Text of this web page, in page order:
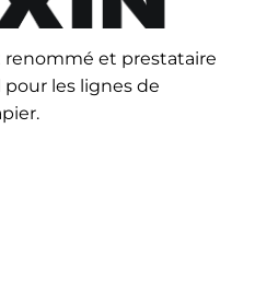
et prestataire
les lignes de